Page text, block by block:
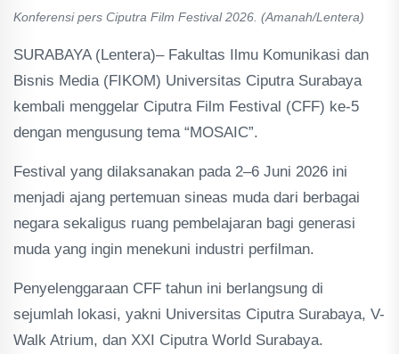
Konferensi pers Ciputra Film Festival 2026. (Amanah/Lentera)
SURABAYA (Lentera)– Fakultas Ilmu Komunikasi dan
Bisnis Media (FIKOM) Universitas Ciputra Surabaya
kembali menggelar Ciputra Film Festival (CFF) ke-5
dengan mengusung tema “MOSAIC”.
Festival yang dilaksanakan pada 2–6 Juni 2026 ini
menjadi ajang pertemuan sineas muda dari berbagai
negara sekaligus ruang pembelajaran bagi generasi
muda yang ingin menekuni industri perfilman.
Penyelenggaraan CFF tahun ini berlangsung di
sejumlah lokasi, yakni Universitas Ciputra Surabaya, V-
Walk Atrium, dan XXI Ciputra World Surabaya.